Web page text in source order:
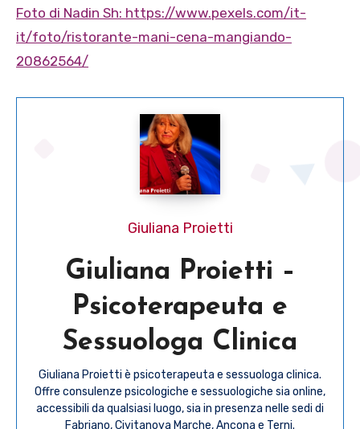
Foto di Nadin Sh: https://www.pexels.com/it-
it/foto/ristorante-mani-cena-mangiando-
20862564/
Giuliana Proietti
Giuliana Proietti –
Psicoterapeuta e
Sessuologa Clinica
Giuliana Proietti è psicoterapeuta e sessuologa clinica.
Offre consulenze psicologiche e sessuologiche sia online,
accessibili da qualsiasi luogo, sia in presenza nelle sedi di
Fabriano, Civitanova Marche, Ancona e Terni.